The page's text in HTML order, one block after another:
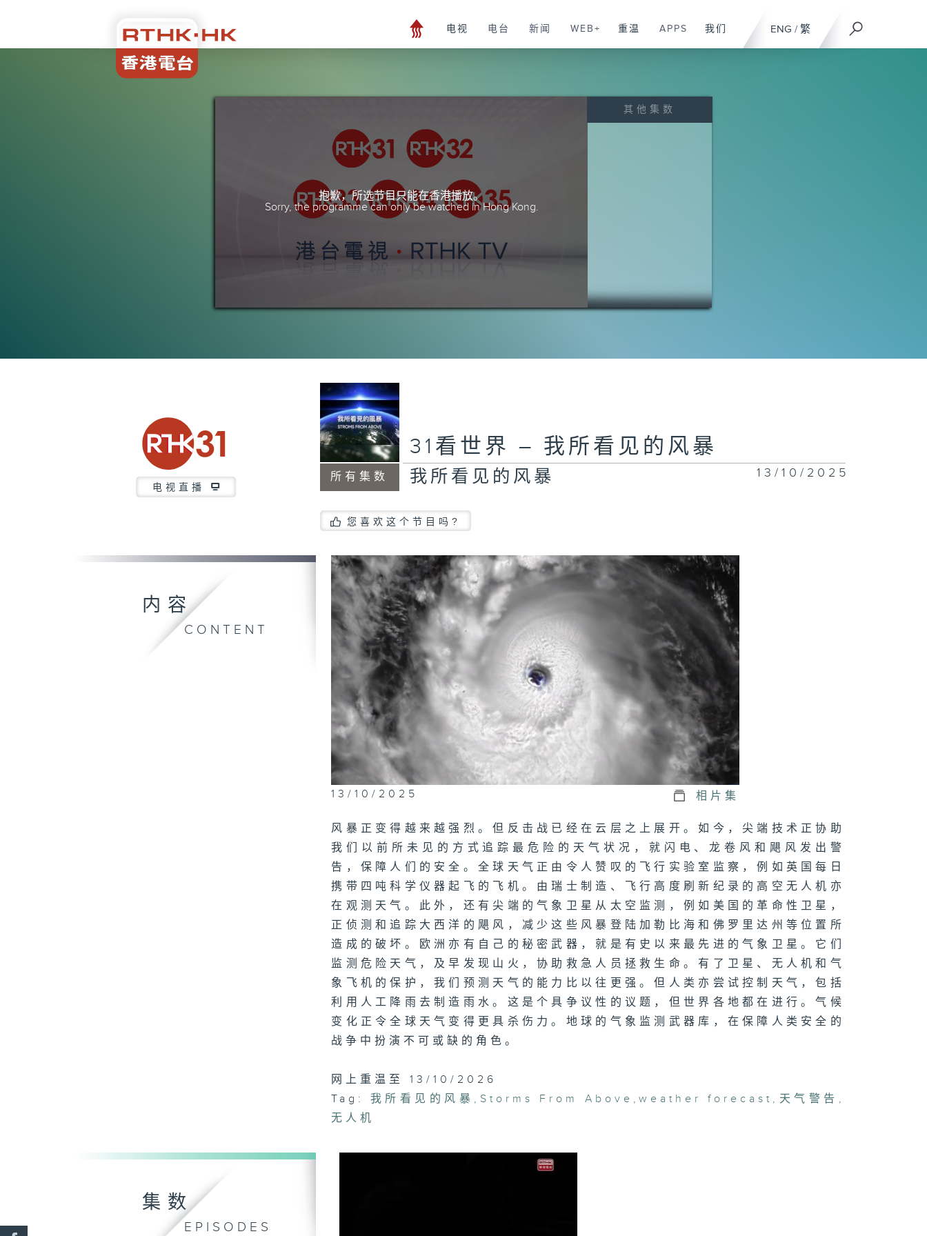
ENG / 繁
电视 电台 新闻 WEB+ 重温 APPS 我们
抱歉，所选节目只能在香港播放。
Sorry, the programme can only be watched in Hong Kong.
其他集数
电视直播
所有集数
31看世界 – 我所看见的风暴
我所看见的风暴 13/10/2025
您喜欢这个节目吗?
内容
CONTENT
13/10/2025 相片集
风暴正变得越来越强烈。但反击战已经在云层之上展开。如今，尖端技术正协助
我们以前所未见的方式追踪最危险的天气状况，就闪电、龙卷风和飓风发出警
告，保障人们的安全。全球天气正由令人赞叹的飞行实验室监察，例如英国每日
携带四吨科学仪器起飞的飞机。由瑞士制造、飞行高度刷新纪录的高空无人机亦
在观测天气。此外，还有尖端的气象卫星从太空监测，例如美国的革命性卫星，
正侦测和追踪大西洋的飓风，减少这些风暴登陆加勒比海和佛罗里达州等位置所
造成的破坏。欧洲亦有自己的秘密武器，就是有史以来最先进的气象卫星。它们
监测危险天气，及早发现山火，协助救急人员拯救生命。有了卫星、无人机和气
象飞机的保护，我们预测天气的能力比以往更强。但人类亦尝试控制天气，包括
利用人工降雨去制造雨水。这是个具争议性的议题，但世界各地都在进行。气候
变化正令全球天气变得更具杀伤力。地球的气象监测武器库，在保障人类安全的
战争中扮演不可或缺的角色。
网上重温至 13/10/2026
Tag:
我所看见的风暴 , Storms From Above , weather forecast , 天气警告 ,
无人机
集数
EPISODES